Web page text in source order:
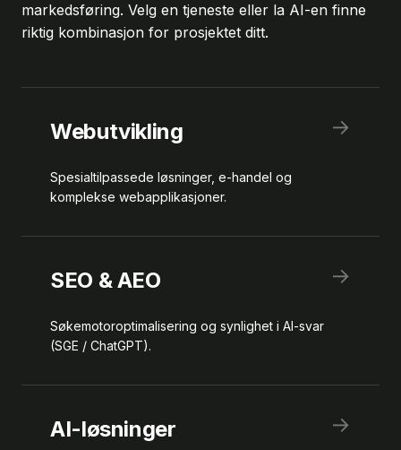
markedsføring. Velg en tjeneste eller la AI-en finne
riktig kombinasjon for prosjektet ditt.
Webutvikling →
Spesialtilpassede løsninger, e-handel og
komplekse webapplikasjoner.
SEO & AEO →
Søkemotoroptimalisering og synlighet i AI-svar
(SGE / ChatGPT).
AI-løsninger →